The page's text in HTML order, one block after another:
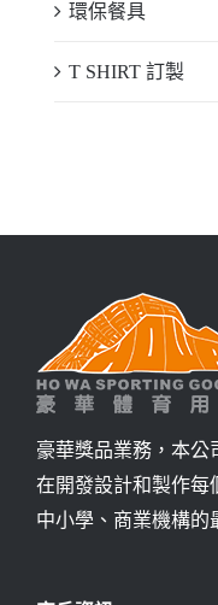
環保餐具
T SHIRT 訂製
豪華獎品業務，本公
在開發設計和製作每
中小學、商業機構的